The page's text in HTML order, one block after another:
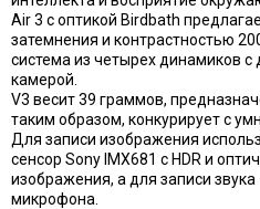
Air 3 с оптикой Birdbath
затемнения и контрастностью
система из четырех динамиков с
камерой.
V3 весит 39 граммов,
таким образом, конкурирует с
Для записи изображения
сенсор Sony IMX681 с HDR и
изображения, а для записи
микрофона.